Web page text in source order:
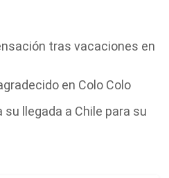
tras vacaciones en
en Colo Colo
llegada a Chile para su